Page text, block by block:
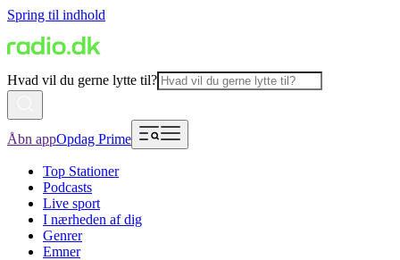
Spring til indhold
Hvad vil du gerne lytte til?
Åbn appOpdag Prime
Top Stationer
Podcasts
Live sport
I nærheden af dig
Genrer
Emner